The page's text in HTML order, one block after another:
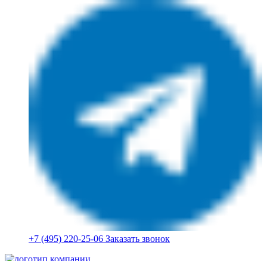
+7 (495) 220-25-06 Заказать звонок